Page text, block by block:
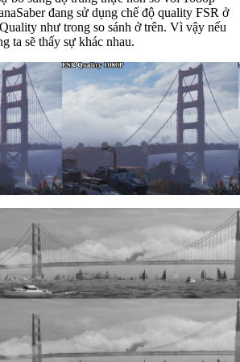
đang sử dụng chế độ quality FSR ở
như trong so sánh ở trên. Vì vậy nếu
ta sẽ thấy sự khác nhau.